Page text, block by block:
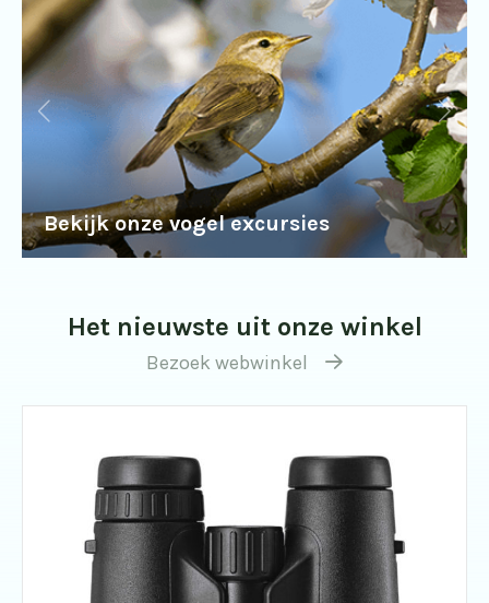
Bekijk onze vogel excursies
Het nieuwste uit onze winkel
Bezoek webwinkel